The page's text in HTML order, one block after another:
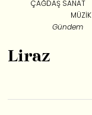
ÇAĞDAŞ SANAT
MÜZIK
Gündem
Liraz